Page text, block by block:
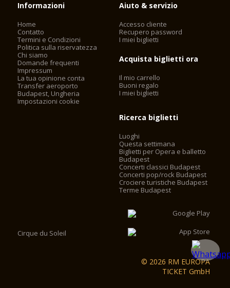
Informazioni
Home
Contatto
Termini e Condizioni
Politica sulla riservatezza
Chi siamo
Domande frequenti
Impressum
La tua opinione conta
Transfer aeroporto
Budapest, Ungheria
Impostazioni cookie
Aiuto & servizio
Accesso cliente
Recupero password
I miei biglietti
Acquista biglietti ora
Il mio carrello
Buoni regalo
I miei biglietti
Ricerca biglietti
Luoghi
Questa settimana
Biglietti per Opera e balletto
Budapest
Concerti classici Budapest
Concerti pop/rock Budapest
Crociere turistiche Budapest
Terme Budapest
Cirque du Soleil
© 2026 RM EUROPA
TICKET GmbH